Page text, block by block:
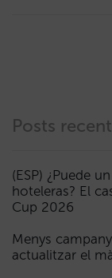
Posts
(ESP) ¿Puede
hoteleras? El
Cup 2026
Menys
actualitzar el